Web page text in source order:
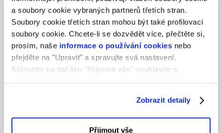
a soubory cookie vybraných partnerů třetích stran.
Soubory cookie třetích stran mohou být také profilovací
soubory cookie. Chcete-li se dozvědět více, přečtěte si,
prosím, naše informace o používání cookies nebo
přejděte na "Upravit" a spravujte svá nastavení.
Kliknutím na tlačítko "Přijmout vše" souhlasíte s
Zobrazit detaily
Přijmout vše